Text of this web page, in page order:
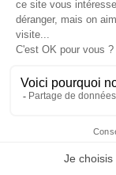
RAL 7004
RAL 7005
RAL 7006
RAL 7008
RAL 7010